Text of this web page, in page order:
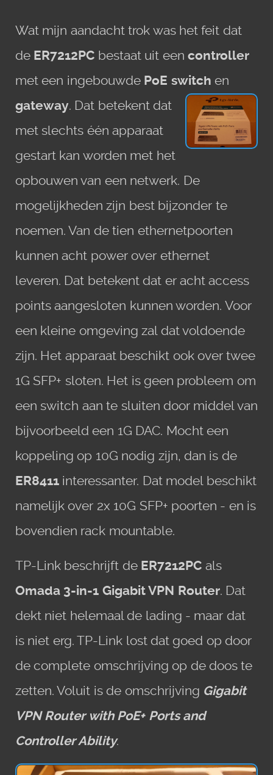
Wat mijn aandacht trok was het feit dat
de ER7212PC bestaat uit eencontroller
met een ingebouwde PoE switch en
gateway. Dat betekent dat
met slechts één apparaat
gestart kan worden met het
opbouwen van een netwerk. De
mogelijkheden zijn best bijzonder te
noemen. Van de tien ethernetpoorten
kunnen acht power over ethernet
leveren. Dat betekent dat er acht access
points aangesloten kunnen worden. Voor
een kleine omgeving zal dat voldoende
zijn. Het apparaat beschikt ook over twee
1G SFP+ sloten. Het is geen probleem om
een switch aan te sluiten door middel van
bijvoorbeeld een 1G DAC. Mocht een
koppeling op 10G nodig zijn, dan is de
ER8411 interessanter. Dat model beschikt
namelijk over 2x 10G SFP+ poorten - en is
bovendien rack mountable.
TP-Link beschrijft de ER7212PC als
Omada 3-in-1 Gigabit VPN Router. Dat
dekt niet helemaal de lading - maar dat
is niet erg. TP-Link lost dat goed op door
de complete omschrijving op de doos te
zetten. Voluit is de omschrijving Gigabit
VPN Router with PoE+ Ports and
Controller Ability.